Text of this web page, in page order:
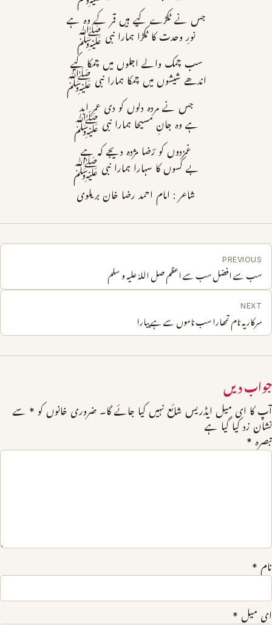
جس نے ٹکڑے کیے ہیں قمر کے وہ ہے
نورِ وحدت کا ٹکڑا ہمارا نبی ﷺ
سب چمک والے اجلوں میں چمکا کیے
اندھے شیشوں میں چمکا ہمارا نبی ﷺ
جس نے مردہ دلوں کو دی عمرِ ابد
ہے وہ جانِ مسیحا ہمارا نبی ﷺ
غمزدوں کو رؔضا مژدہ دیجے کہ ہے
بے کَسوں کا سہارا ہمارا نبی ﷺ
شاعر : امام احمد رضا خان بریلوی
PREVIOUS
سب سے افضل سب سے اعظم صل اللہُ علیہ و سلم
NEXT
سرکار یہ نام تمھارا سب ناموں سے ہے پیارا
جواب دیں
آپ کا ای میل ایڈریس شائع نہیں کیا جائے گا۔ ضروری خانوں کو * سے
نشان زد کیا گیا ہے
تبصرہ *
نام *
ای میل *